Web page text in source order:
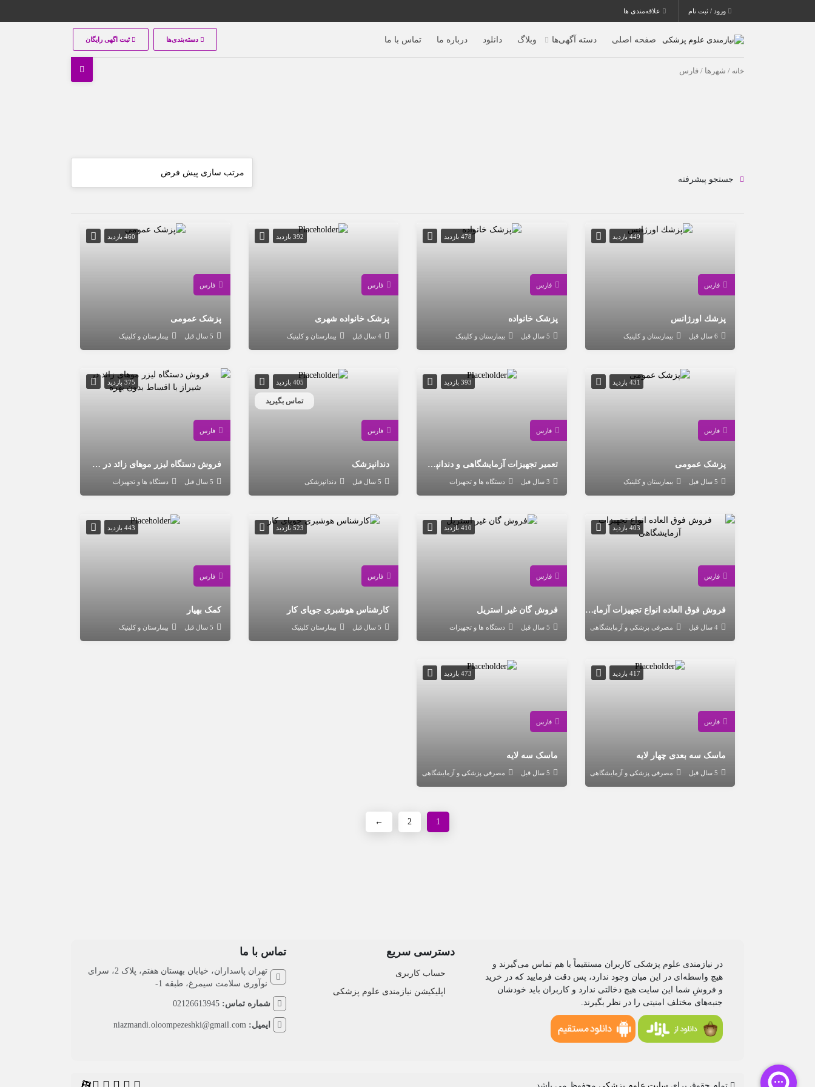
ورود / ثبت نام علاقه‌مندی ها
صفحه اصلی دسته آگهی‌ها وبلاگ دانلود درباره ما تماس با ما دسته‌بندی‌ها ثبت اگهی رایگان
خانه / شهرها / فارس
جستجو پیشرفته
449 بازدید
فارس
پزشك اورژانس
6 سال قبل بیمارستان و کلینیک
478 بازدید
فارس
پزشک خانواده
5 سال قبل بیمارستان و کلینیک
392 بازدید
فارس
پزشک خانواده شهری
4 سال قبل بیمارستان و کلینیک
460 بازدید
فارس
پزشک عمومی
5 سال قبل بیمارستان و کلینیک
431 بازدید
فارس
پزشک عمومی
5 سال قبل بیمارستان و کلینیک
393 بازدید
فارس
تعمیر تجهیزات آزمایشگاهی و دندانپزشکی
3 سال قبل دستگاه ها و تجهیزات
405 بازدید
فارس
تماس بگیرید
دندانپزشک
5 سال قبل دندانپزشکی
375 بازدید
فارس
فروش دستگاه لیزر موهای زائد در شیراز با اقساط بدون بهره
5 سال قبل دستگاه ها و تجهیزات
403 بازدید
فارس
فروش فوق العاده انواع تجهیزات آزمایشگاهی
4 سال قبل مصرفی پزشکی و آزمایشگاهی
410 بازدید
فارس
فروش گان غیر استریل
5 سال قبل دستگاه ها و تجهیزات
523 بازدید
فارس
کارشناس هوشبری جویای کار
5 سال قبل بیمارستان کلینیک
443 بازدید
فارس
کمک بهیار
5 سال قبل بیمارستان و کلینیک
417 بازدید
فارس
ماسک سه بعدی چهار لایه
5 سال قبل مصرفی پزشکی و آزمایشگاهی
473 بازدید
فارس
ماسک سه لایه
5 سال قبل مصرفی پزشکی و آزمایشگاهی
1
2
←
در نیازمندی علوم پزشکی کاربران مستقیماً با هم تماس می‌گیرند و
هیچ واسطه‌ای در این میان وجود ندارد، پس دقت فرمایید که در خرید
و فروشِ شما این سایت هیچ دخالتی ندارد و کاربران باید خودشان
جنبه‌های مختلف امنیتی را در نظر بگیرند.
دسترسی سریع
حساب کاربری
اپلیکیشن نیازمندی علوم پزشکی
تماس با ما
تهران پاسداران، خیابان بهستان هفتم، پلاک 2، سرای
نوآوری سلامت سیمرغ، طبقه 1-
شماره تماس: 02126613945
ایمیل: niazmandi.oloompezeshki@gmail.com